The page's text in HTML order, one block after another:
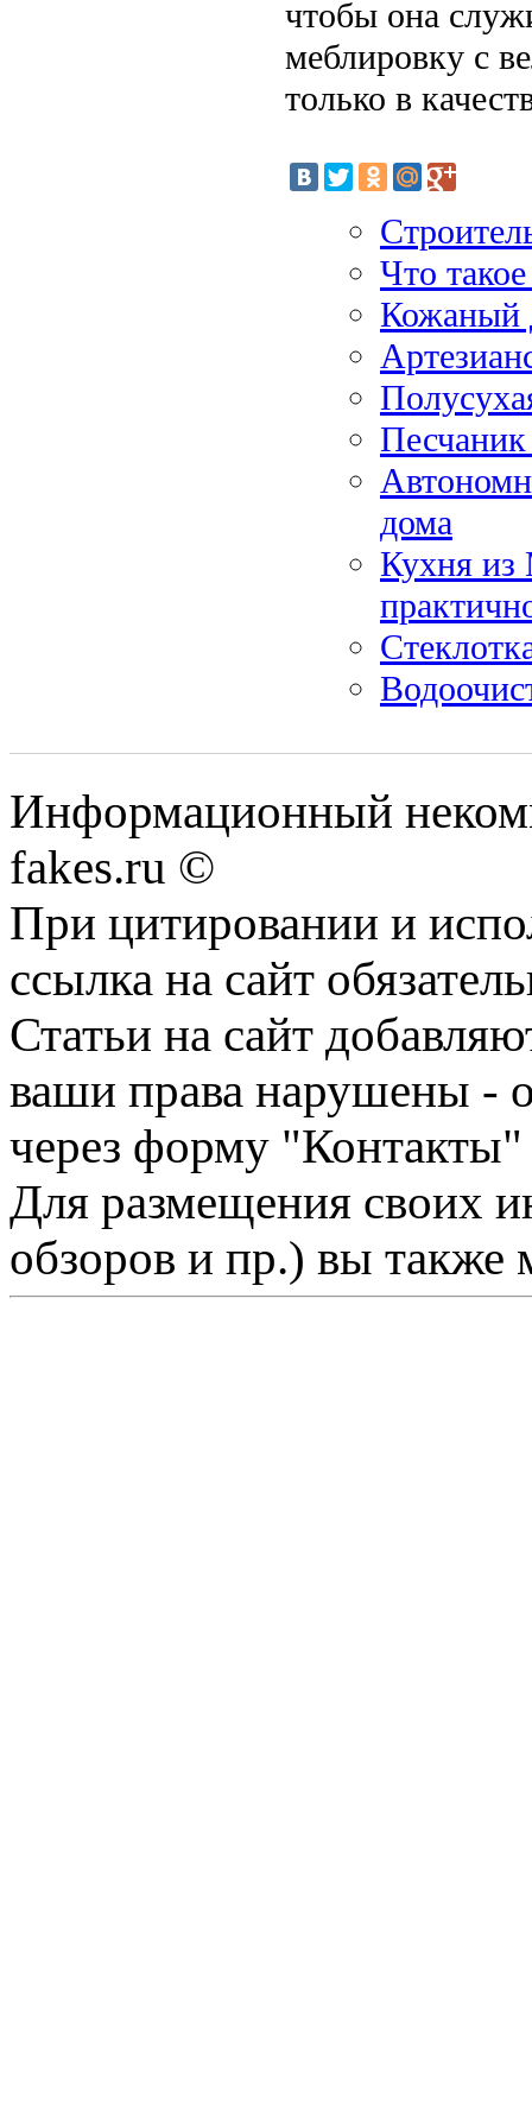
чтобы она
меблировку с
только в
Что
Кожаный
дома
Кухня из
Информационный
fakes.ru ©
При цитировании и
ссылка на сайт
Статьи на сайт
ваши права нарушены -
через форму "Контакты"
Для размещения своих
обзоров и пр.) вы также